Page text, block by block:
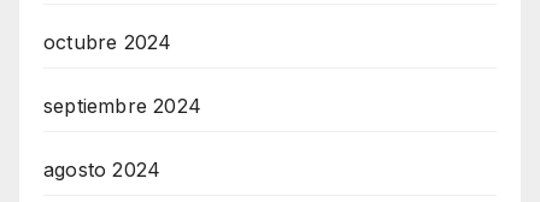
octubre 2024
septiembre 2024
agosto 2024